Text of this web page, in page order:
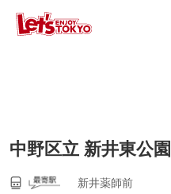
中野区立 新井東公園
新井薬師前